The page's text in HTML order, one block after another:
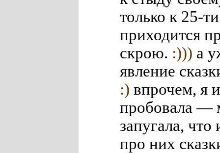
только к 25-
приходится
скрою. :))) а
явление
:) впрочем, я
пробовала —
запугала,
про них